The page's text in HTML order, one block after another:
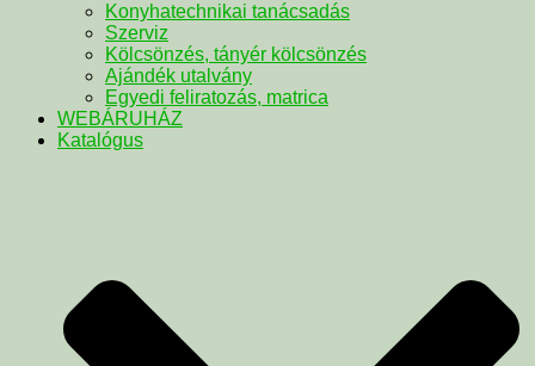
Konyhatechnikai tanácsadás
Szerviz
Kölcsönzés, tányér kölcsönzés
Ajándék utalvány
Egyedi feliratozás, matrica
WEBÁRUHÁZ
Katalógus